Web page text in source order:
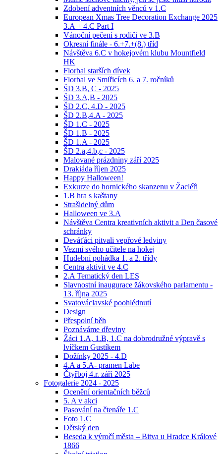
Zdobení adventních věnců v 1.C
European Xmas Tree Decoration Exchange 2025
3.A + 4.C Part I
Vánoční pečení s rodiči ve 3.B
Okresní finále - 6.+7.+(8.) tříd
Návštěva 6.C v hokejovém klubu Mountfield
HK
Florbal starších dívek
Florbal ve Smiřicích 6. a 7. ročníků
ŠD 3.B, C - 2025
ŠD 3.A,B - 2025
ŠD 2.C, 4.D - 2025
ŠD 2.B,4.A - 2025
ŠD 1.C - 2025
ŠD 1.B - 2025
ŠD 1.A - 2025
ŠD 2.a,4.b,c - 2025
Malované prázdniny září 2025
Drakiáda říjen 2025
Happy Halloween!
Exkurze do hornického skanzenu v Žacléři
1.B hra s kaštany
Strašidelný dům
Halloween ve 3.A
Návštěva Centra kreativních aktivit a Den časové
schránky
Deváťáci pitvali vepřové ledviny
Vezmi svého učitele na hokej
Hudební pohádka 1. a 2. třídy
Centra aktivit ve 4.C
2.A Tematický den LES
Slavnostní inaugurace žákovského parlamentu -
13. října 2025
Svatováclavské poohlédnutí
Design
Přespolní běh
Poznáváme dřeviny
Žáci 1.A, 1.B, 1.C na dobrodružné výpravě s
lvíčkem Gustíkem
Dožínky 2025 - 4.D
4.A a 5.A- pramen Labe
Čtyřboj 4.r. září 2025
Fotogalerie 2024 - 2025
Ocenění orientačních běžců
5. A v akci
Pasování na čtenáře 1.C
Foto 1.C
Dětský den
Beseda k výročí města – Bitva u Hradce Králové
1866